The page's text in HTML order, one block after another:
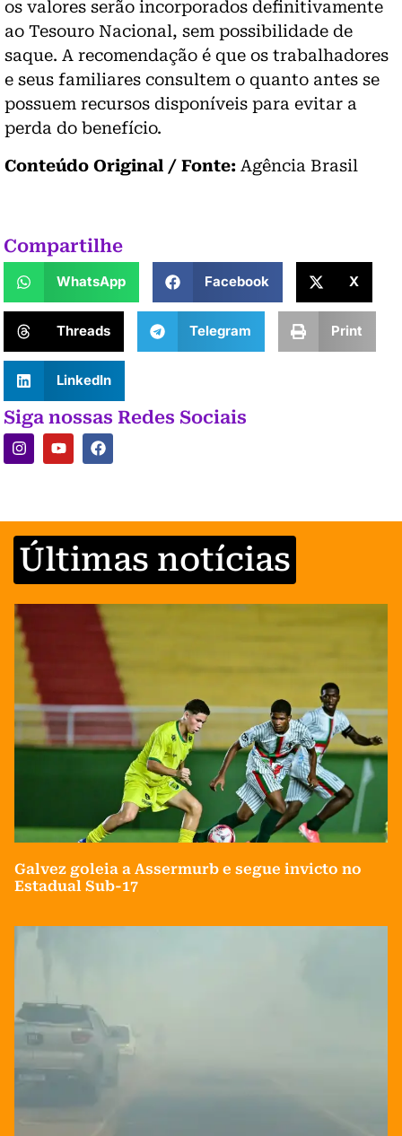
os valores serão incorporados definitivamente
ao Tesouro Nacional, sem possibilidade de
saque. A recomendação é que os trabalhadores
e seus familiares consultem o quanto antes se
possuem recursos disponíveis para evitar a
perda do benefício.
Conteúdo Original / Fonte: Agência Brasil
Compartilhe
WhatsApp Facebook X
Threads Telegram Print
LinkedIn
Siga nossas Redes Sociais
Últimas notícias
Galvez goleia a Assermurb e segue invicto no
Estadual Sub-17